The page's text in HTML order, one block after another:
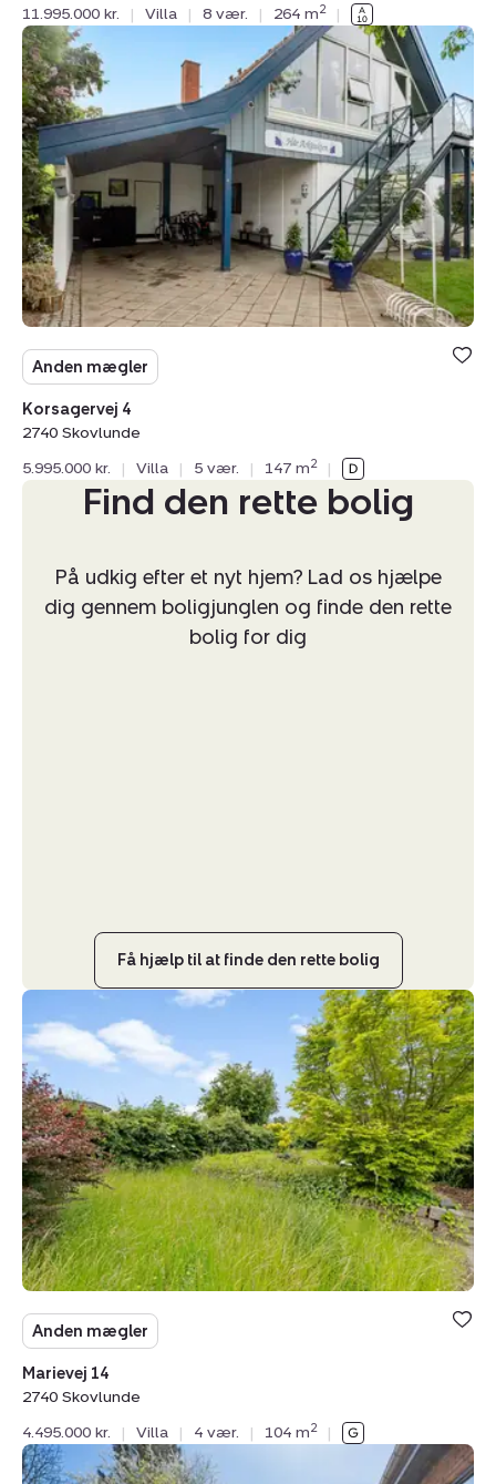
11.995.000 kr.
| Villa | 8 vær. | 264 m2 |
Villa:
Korsagervej
4,
2740
Skovlunde
Anden mægler
Korsagervej 4
2740 Skovlunde
5.995.000 kr.
| Villa | 5 vær. | 147 m2 |
Find den rette bolig
På udkig efter et nyt hjem? Lad os hjælpe
dig gennem boligjunglen og finde den rette
bolig for dig
Få hjælp til at finde den rette bolig
Marievej
14,
2740
Skovlunde
Anden mægler
Marievej 14
2740 Skovlunde
4.495.000 kr.
| Villa | 4 vær. | 104 m2 |
Villa: